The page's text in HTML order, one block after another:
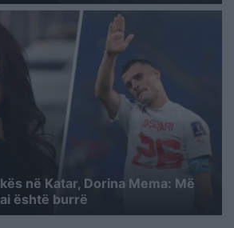
në Katar, Dorina Mema: Më
është burrë